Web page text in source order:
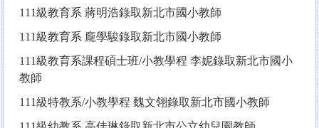
111級教育系 蔣明浩錄取新北市國小教師
111級教育系 龐學駿錄取新北市國小教師
111級教育系課程碩士班/小教學程 李妮錄取新北市國小
教師
111級特教系/小教學程 魏文翎錄取新北市國小教師